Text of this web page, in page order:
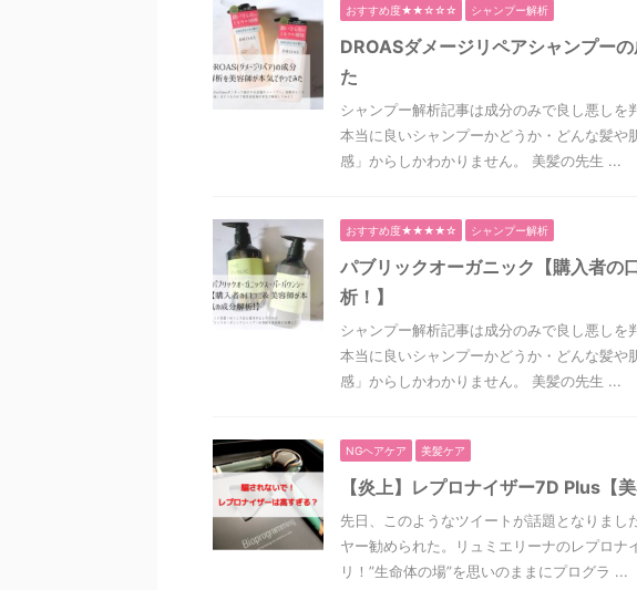
おすすめ度★★☆☆☆ シャンプー解析
DROASダメージリペアシャンプー
た
シャンプー解析記事は成分のみで良し悪しを
本当に良いシャンプーかどうか・どんな髪
感」からしかわかりません。 美髪の先生 ...
おすすめ度★★★★☆ シャンプー解析
パブリックオーガニック【購入者の
析！】
シャンプー解析記事は成分のみで良し悪しを
本当に良いシャンプーかどうか・どんな髪
感」からしかわかりません。 美髪の先生 ...
NGヘアケア 美髪ケア
【炎上】レプロナイザー7D Plus【
先日、このようなツイートが話題となりま
ヤー勧められた。リュミエリーナのレプロナ
リ！”生命体の場”を思いのままにプログラ ...